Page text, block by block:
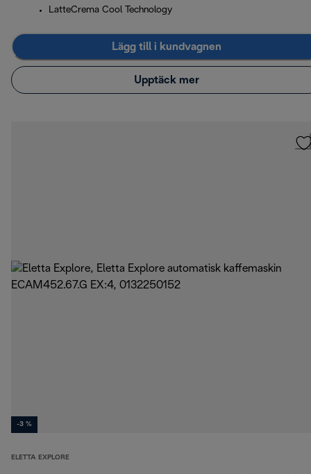
LatteCrema Cool Technology
Lägg till i kundvagnen
Upptäck mer
-3 %
ELETTA EXPLORE